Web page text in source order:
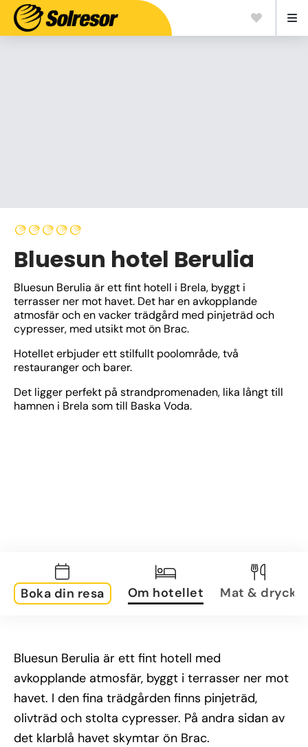
Bluesun hotel Berulia
Bluesun Berulia är ett fint hotell i Brela, byggt i
terrasser ner mot havet. Det har en avkopplande
atmosfär och en vacker trädgård med pinjeträd och
cypresser, med utsikt mot ön Brac.
Hotellet erbjuder ett stilfullt poolområde, två
restauranger och barer.
Det ligger perfekt på strandpromenaden, lika långt till
hamnen i Brela som till Baska Voda.
Boka din resa Om hotellet Mat & dryck
Bluesun Berulia är ett fint hotell med
avkopplande atmosfär, byggt i terrasser ner mot
havet. I den fina trädgården finns pinjeträd,
olivträd och stolta cypresser. På andra sidan av
det klarblå havet skymtar ön Brac.